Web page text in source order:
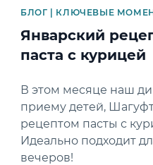
БЛОГ | КЛЮЧЕВЫЕ
Январский
паста с курицей
В этом месяце наш
приему детей,
рецептом пасты с
Идеально подходит
вечеров!